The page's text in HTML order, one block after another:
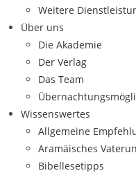
Weitere
Über uns
Die Akademie
Der Verlag
Das Team
Wissenswertes
Allgemeine
Aramäisches
Bibellesetipps